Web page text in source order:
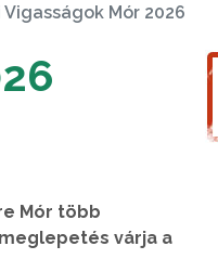
Mór 2026
Mór több
várja a